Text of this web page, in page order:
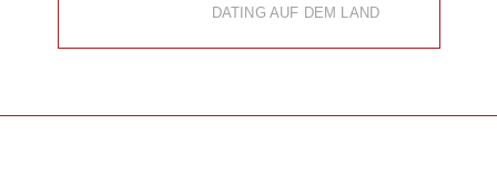
DATING AUF DEM LAND